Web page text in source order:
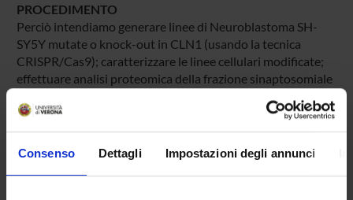
Consenso Dettagli Impostazioni degli annunci
PROCEDIMENTO
Perciò intendiamo generare linee di Neuroblastoma SH-
SY5Y mutate o knock-out in CLN1 (usando la tecnica
CRISPR/Cas9); caratterizzare le linee cellulari modificate;
effettuare analisi proteomica della frazione sinaptosomiale
soprattutto sulle proteine palmitoilate; esaminare il
comportamento del comparto mitocondriale, alla luce delle
relazioni note tra crisi epilettiche, supporto di ATP e
disfunzione mitocondriale.